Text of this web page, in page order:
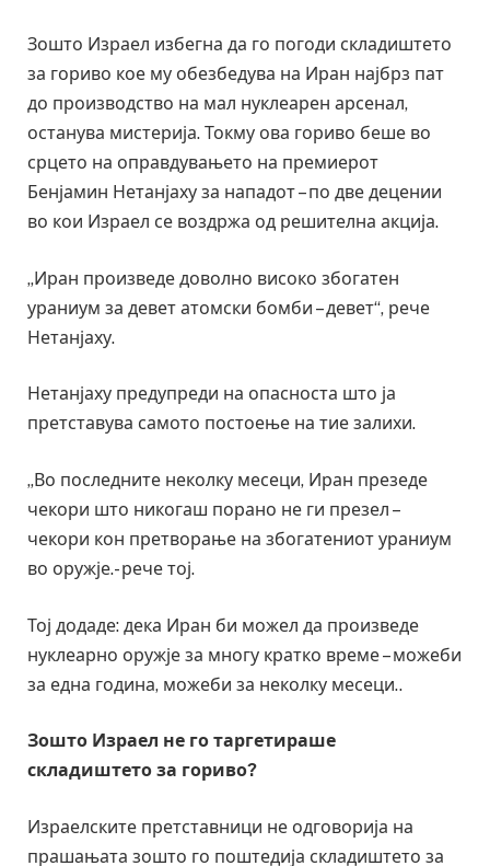
Зошто Израел избегна да го погоди складиштето
за гориво кое му обезбедува на Иран најбрз пат
до производство на мал нуклеарен арсенал,
останува мистерија. Токму ова гориво беше во
срцето на оправдувањето на премиерот
Бенјамин Нетанјаху за нападот – по две децении
во кои Израел се воздржа од решителна акција.
„Иран произведе доволно високо збогатен
ураниум за девет атомски бомби – девет“, рече
Нетанјаху.
Нетанјаху предупреди на опасноста што ја
претставува самото постоење на тие залихи.
„Во последните неколку месеци, Иран презеде
чекори што никогаш порано не ги презел –
чекори кон претворање на збогатениот ураниум
во оружје.- рече тој.
Тој додаде: дека Иран би можел да произведе
нуклеарно оружје за многу кратко време – можеби
за една година, можеби за неколку месеци..
Зошто Израел не го таргетираше
складиштето за гориво?
Израелските претставници не одговорија на
прашањата зошто го поштедија складиштето за